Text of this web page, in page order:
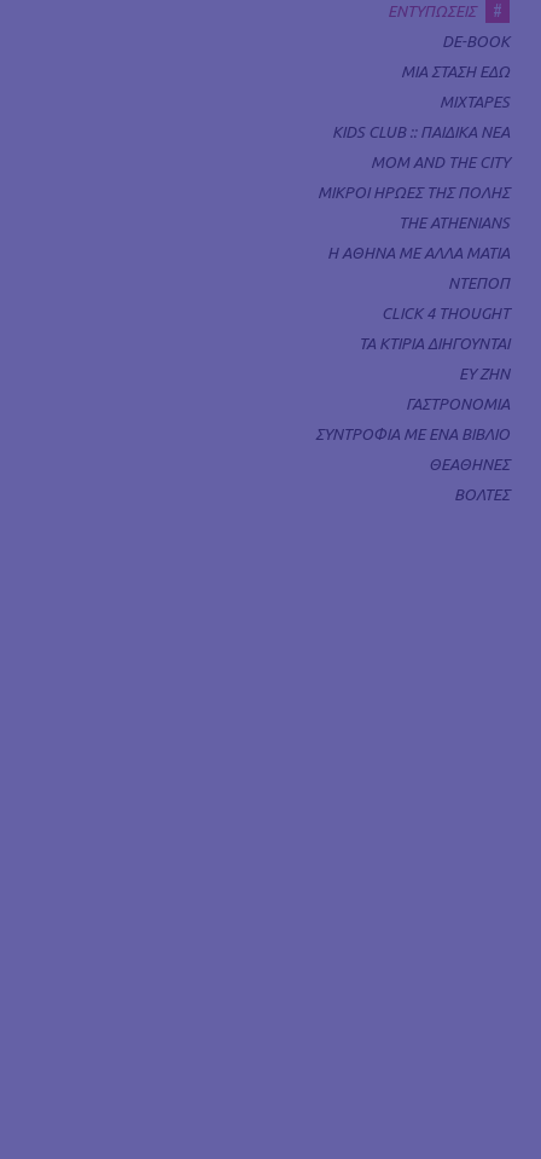
ΕΝΤΥΠΩΣΕΙΣ
#
DE-BOOK
ΜΙΑ ΣΤΑΣΗ ΕΔΩ
MIXTAPES
KIDS CLUB :: ΠΑΙΔΙΚΑ ΝΕΑ
MOM AND THE CITY
ΜΙΚΡΟΙ ΗΡΩΕΣ ΤΗΣ ΠΟΛΗΣ
THE ATHENIANS
Η ΑΘΗΝΑ ΜΕ ΑΛΛΑ ΜΑΤΙΑ
ΝΤΕΠΟΠ
CLICK 4 THOUGHT
ΤΑ ΚΤΙΡΙΑ ΔΙΗΓΟΥΝΤΑΙ
ΕΥ ΖΗΝ
ΓΑΣΤΡΟΝΟΜΙΑ
ΣΥΝΤΡΟΦΙΑ ΜΕ ΕΝΑ ΒΙΒΛΙΟ
ΘΕΑΘΗΝΕΣ
ΒΟΛΤΕΣ